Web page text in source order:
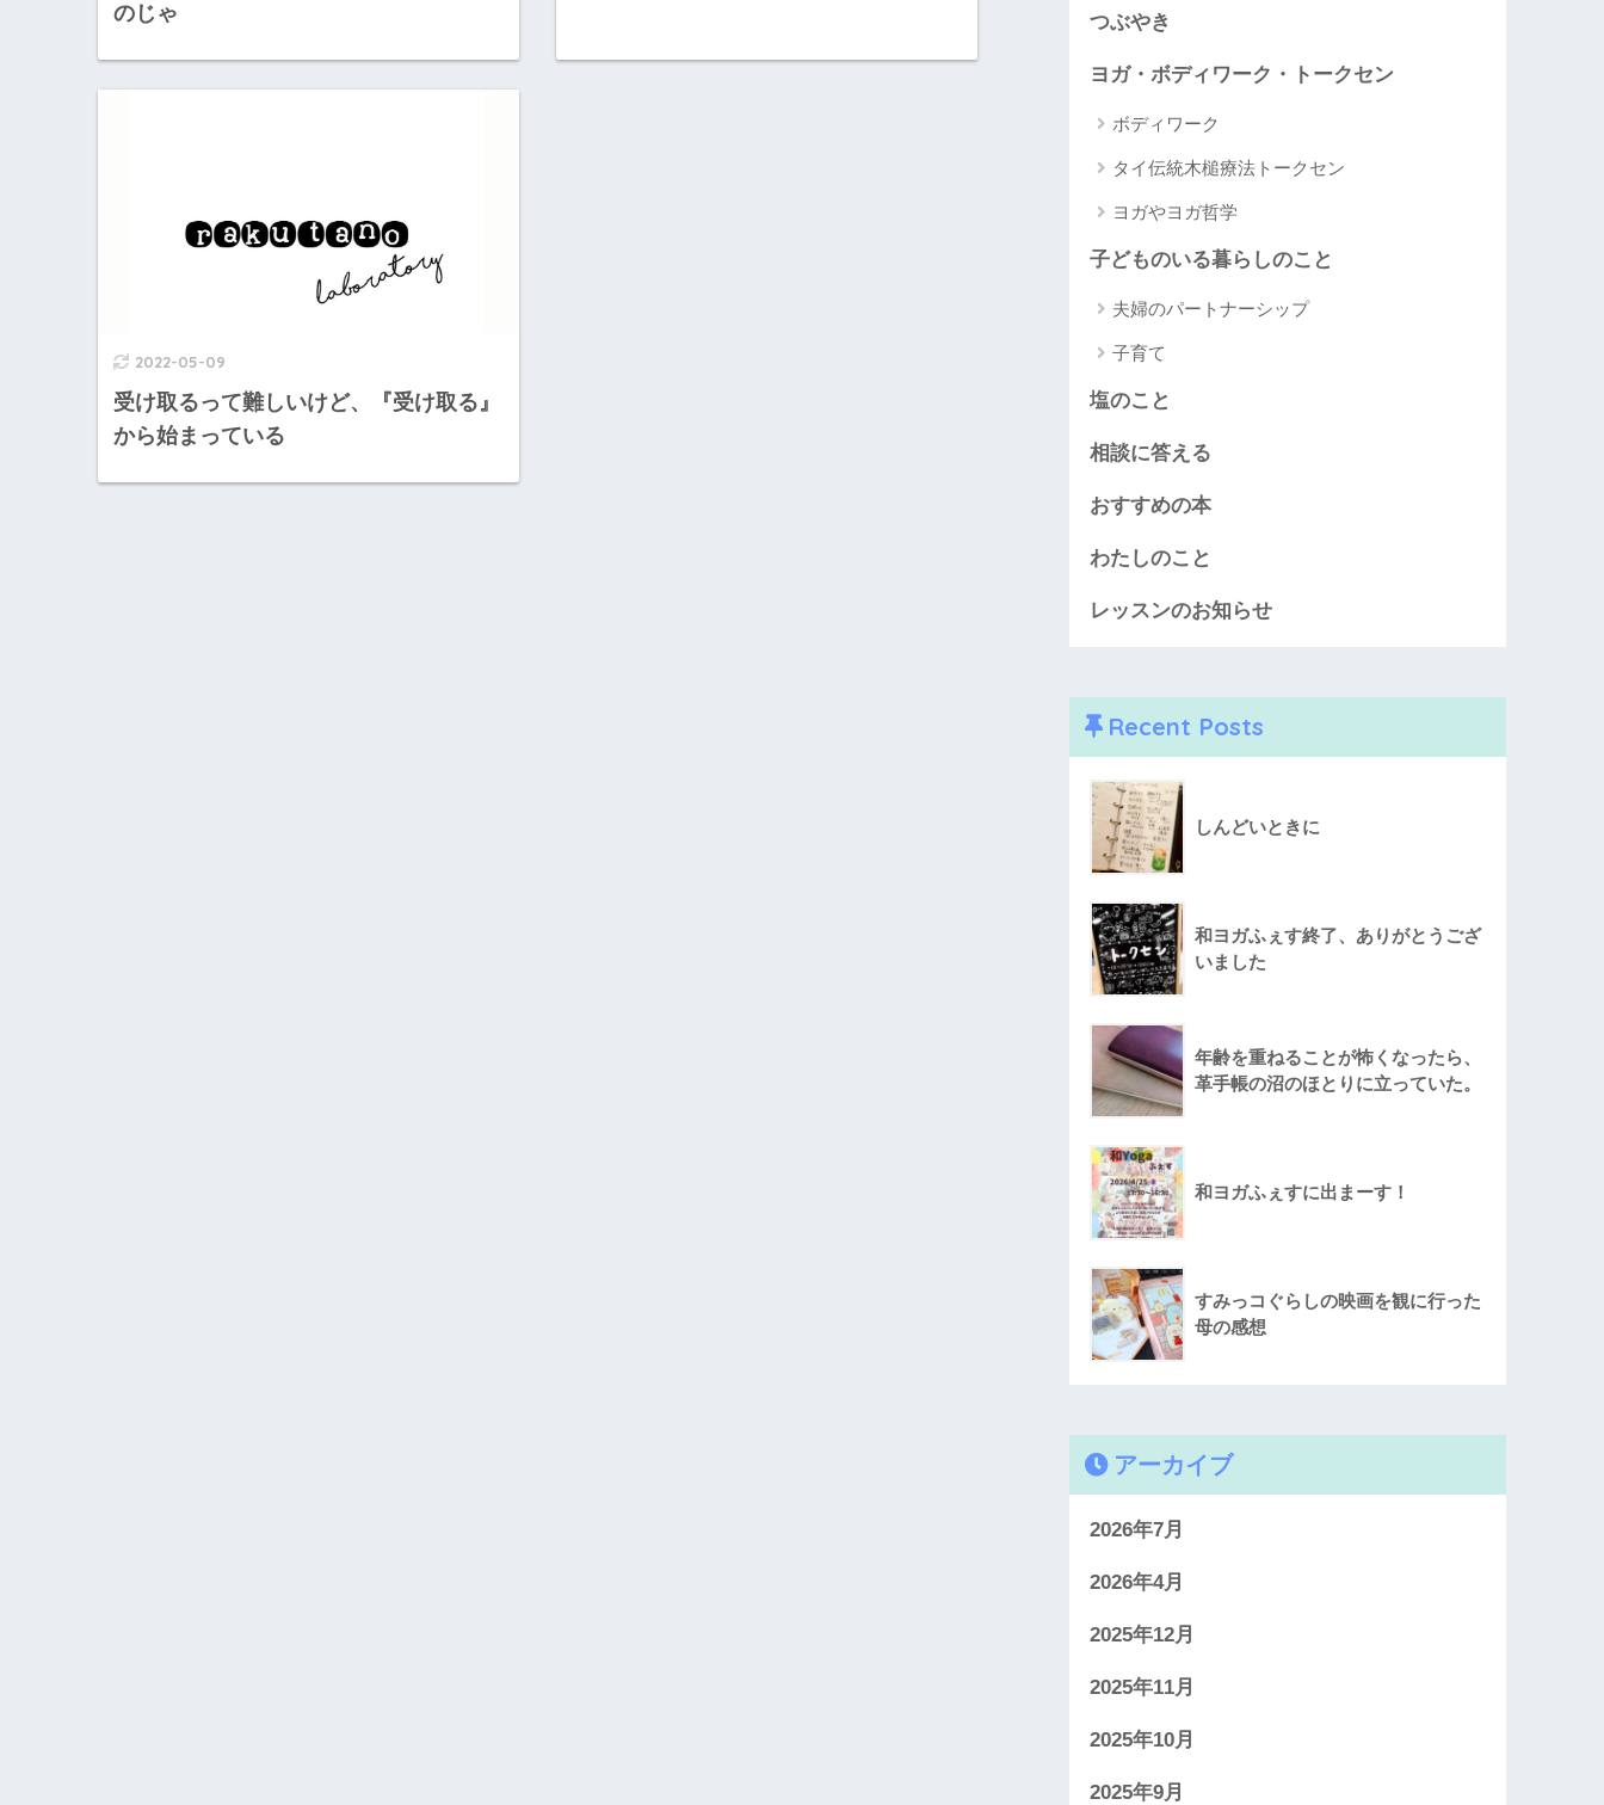
のじゃ
2022-05-09
受け取るって難しいけど、『受け取る』
から始まっている
つぶやき
ヨガ・ボディワーク・トークセン
ボディワーク
タイ伝統木槌療法トークセン
ヨガやヨガ哲学
子どものいる暮らしのこと
夫婦のパートナーシップ
子育て
塩のこと
相談に答える
おすすめの本
わたしのこと
レッスンのお知らせ
Recent Posts
しんどいときに
和ヨガふぇす終了、ありがとうござ
いました
年齢を重ねることが怖くなったら、
革手帳の沼のほとりに立っていた。
和ヨガふぇすに出まーす！
すみっコぐらしの映画を観に行った
母の感想
アーカイブ
2026年7月
2026年4月
2025年12月
2025年11月
2025年10月
2025年9月